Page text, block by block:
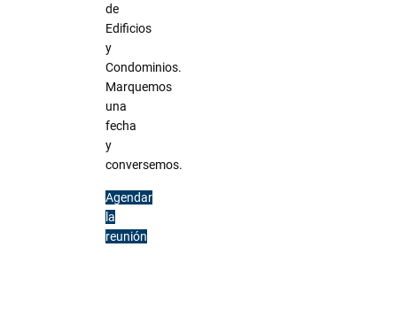
de
Edificios
y
Condominios.
Marquemos
una
fecha
y
conversemos.
Agendar
la
reunión